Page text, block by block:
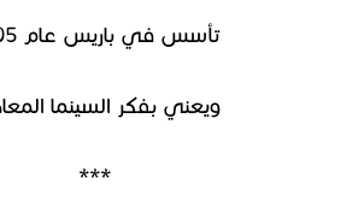
تأسس في باريس عام 2005
ويعني بفكر السينما
***